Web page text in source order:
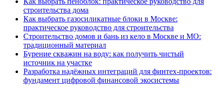
строительства дома
Как выбрать газосиликатные блоки в Москве:
практическое руководство для строительства
Строительство домов и бань из кело в Москве и МО:
традиционный материал
Бурение скважин на воду: как получить чистый
источник на участке
Разработка надёжных интеграций для финтех-проектов:
фундамент цифровой финансовой экосистемы